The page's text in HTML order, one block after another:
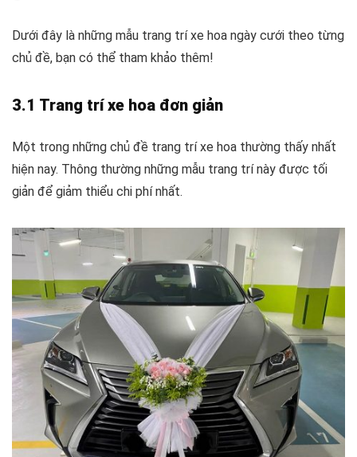
Dưới đây là những mẫu trang trí xe hoa ngày cưới theo từng
chủ đề, bạn có thể tham khảo thêm!
3.1 Trang trí xe hoa đơn giản
Một trong những chủ đề trang trí xe hoa thường thấy nhất
hiện nay. Thông thường những mẫu trang trí này được tối
giản để giảm thiểu chi phí nhất.